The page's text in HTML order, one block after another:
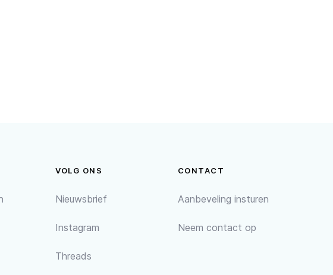
VOLG ONS
Nieuwsbrief
Instagram
Threads
CONTACT
Aanbeveling insturen
Neem contact op